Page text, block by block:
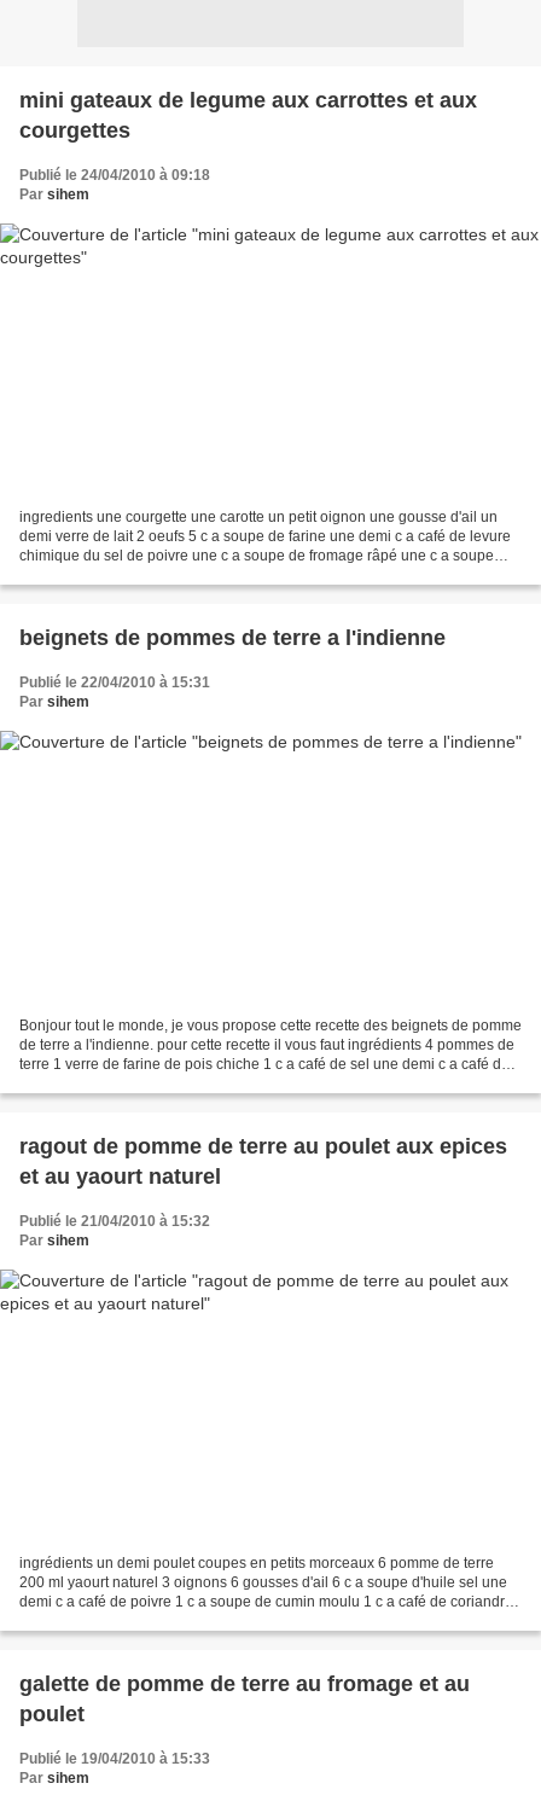
mini gateaux de legume aux carrottes et aux
courgettes
Publié le 24/04/2010 à 09:18
Par sihem
ingredients une courgette une carotte un petit oignon une gousse d'ail un
demi verre de lait 2 oeufs 5 c a soupe de farine une demi c a café de levure
chimique du sel de poivre une c a soupe de fromage râpé une c a soupe
beignets de pommes de terre a l'indienne
Publié le 22/04/2010 à 15:31
Par sihem
Bonjour tout le monde, je vous propose cette recette des beignets de pomme
de terre a l'indienne. pour cette recette il vous faut ingrédients 4 pommes de
terre 1 verre de farine de pois chiche 1 c a café de sel une demi c a café de
ragout de pomme de terre au poulet aux epices
et au yaourt naturel
Publié le 21/04/2010 à 15:32
Par sihem
ingrédients un demi poulet coupes en petits morceaux 6 pomme de terre
200 ml yaourt naturel 3 oignons 6 gousses d'ail 6 c a soupe d'huile sel une
demi c a café de poivre 1 c a soupe de cumin moulu 1 c a café de coriandre
galette de pomme de terre au fromage et au
poulet
Publié le 19/04/2010 à 15:33
Par sihem